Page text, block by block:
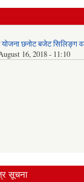
छनोट बजेट सिलिङ्ग
16, 2018 - 11:10
सूचना